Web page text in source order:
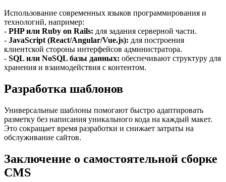
Использование современных языков программирования и
технологий, например:
- PHP или Ruby on Rails: для задания серверной части.
- JavaScript (React/Angular/Vue.js): для построения
клиентской стороны интерфейсов администратора.
- SQL или NoSQL базы данных: обеспечивают структуру для
хранения и взаимодействия с контентом.
Разработка шаблонов
Универсальные шаблоны помогают быстро адаптировать
разметку без написания уникального кода на каждый макет.
Это сокращает время разработки и снижает затраты на
обслуживание сайтов.
Заключение о самостоятельной сборке
CMS